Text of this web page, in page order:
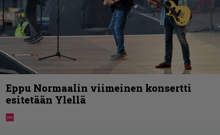
Eppu Normaalin viimeinen konsertti
esitetään Ylellä